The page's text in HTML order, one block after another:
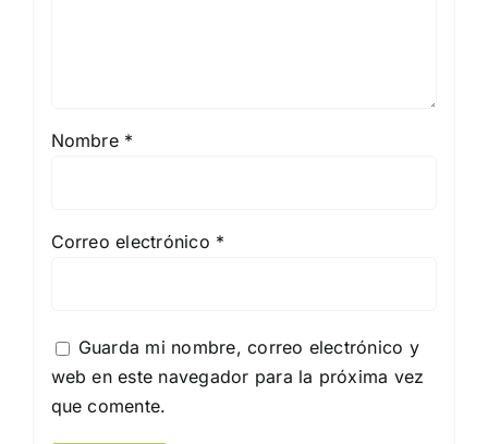
Nombre *
Correo electrónico *
Guarda mi nombre, correo electrónico y
web en este navegador para la próxima vez
que comente.